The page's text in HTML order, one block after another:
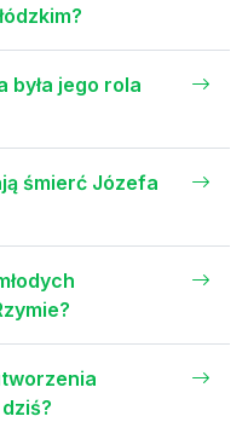
była jego rola
śmierć Józefa